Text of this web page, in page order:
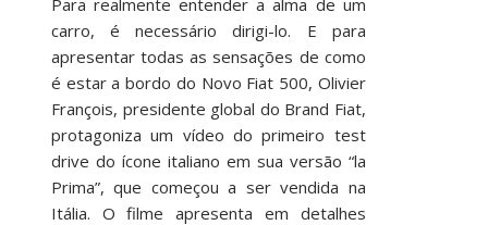
carro, é necessário dirigi-lo. E para
apresentar todas as sensações de como
é estar a bordo do Novo Fiat 500, Olivier
François, presidente global do Brand Fiat,
protagoniza um vídeo do primeiro test
drive do ícone italiano em sua versão “la
Prima”, que começou a ser vendida na
Itália. O filme apresenta em detalhes